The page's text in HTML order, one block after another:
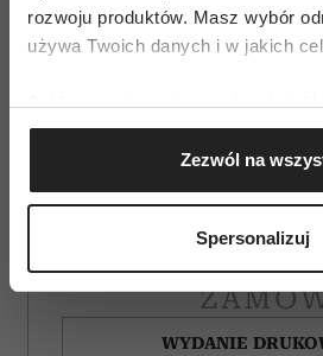
rozwoju produktów. Masz wybór
używa Twoich danych i w jakich
Jeśli wyrazisz na to zgodę,
Gromadzić dane dotyczące
geograficznej z dokładnością
Identyfikować Twoje
(fingerprinting, czyli wirtualny
dane są przetwarzane oraz ustaw
sekcji szczegółów. W Deklaracji
Zezwól na
Spersonalizuj
WYDANIE